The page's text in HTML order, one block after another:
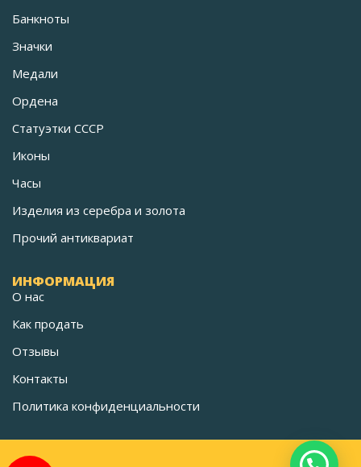
Банкноты
Значки
Медали
Ордена
Статуэтки СССР
Иконы
Часы
Изделия из серебра и золота
Прочий антиквариат
ИНФОРМАЦИЯ
О нас
Как продать
Отзывы
Контакты
Политика конфиденциальности